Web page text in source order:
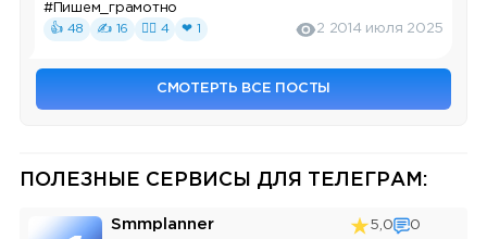
#Пишем_грамотно
👍 48
✍ 16 ❤‍🔥 4 ❤ 1 2 201 4 июля 2025
СМОТЕРТЬ ВСЕ ПОСТЫ
ПОЛЕЗНЫЕ СЕРВИСЫ ДЛЯ ТЕЛЕГРАМ:
Smmplanner 5,0 0